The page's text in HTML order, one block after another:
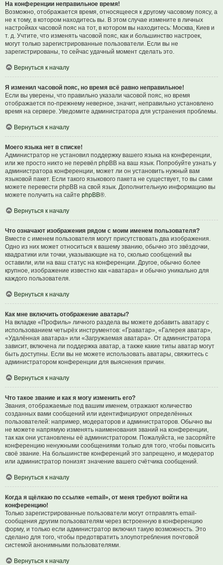
На конференции неправильное время!
Возможно, отображается время, относящееся к другому часовому поясу, а
не к тому, в котором находитесь вы. В этом случае измените в личных
настройках часовой пояс на тот, в котором вы находитесь: Москва, Киев и
т. д. Учтите, что изменять часовой пояс, как и большинство настроек,
могут только зарегистрированные пользователи. Если вы не
зарегистрированы, то сейчас удачный момент сделать это.
Вернуться к началу
Я изменил часовой пояс, но время всё равно неправильное!
Если вы уверены, что правильно указали часовой пояс, но время
отображается по-прежнему неверное, значит, неправильно установлено
время на сервере. Уведомите администратора для устранения проблемы.
Вернуться к началу
Моего языка нет в списке!
Администратор не установил поддержку вашего языка на конференции,
или же просто никто не перевёл phpBB на ваш язык. Попробуйте узнать у
администратора конференции, может ли он установить нужный вам
языковой пакет. Если такого языкового пакета не существует, то вы сами
можете перевести phpBB на свой язык. Дополнительную информацию вы
можете получить на сайте phpBB®.
Вернуться к началу
Что означают изображения рядом с моим именем пользователя?
Вместе с именем пользователя могут присутствовать два изображения.
Одно из них может относиться к вашему званию, обычно это звёздочки,
квадратики или точки, указывающие на то, сколько сообщений вы
оставили, или на ваш статус на конференции. Другое, обычно более
крупное, изображение известно как «аватара» и обычно уникально для
каждого пользователя.
Вернуться к началу
Как мне включить отображение аватары?
На вкладке «Профиль» личного раздела вы можете добавить аватару с
использованием четырёх инструментов: «Граватар», «Галерея аватар»,
«Удалённая аватара» или «Загружаемая аватара». От администратора
зависит, включена ли поддержка аватар, а также какие типы аватар могут
быть доступны. Если вы не можете использовать аватары, свяжитесь с
администратором конференции для выяснения причин.
Вернуться к началу
Что такое звание и как я могу изменить его?
Звания, отображаемые под вашим именем, отражают количество
созданных вами сообщений или идентифицируют определённых
пользователей: например, модераторов и администраторов. Обычно вы
не можете напрямую изменять наименования званий на конференции,
так как они установлены её администратором. Пожалуйста, не засоряйте
конференцию ненужными сообщениями только для того, чтобы повысить
своё звание. На большинстве конференций это запрещено, и модератор
или администратор понизят значение вашего счётчика сообщений.
Вернуться к началу
Когда я щёлкаю по ссылке «email», от меня требуют войти на
конференцию!
Только зарегистрированные пользователи могут отправлять email-
сообщения другим пользователям через встроенную в конференцию
форму, и только если администратор включил такую возможность. Это
сделано для того, чтобы предотвратить злоупотребления почтовой
системой анонимными пользователями.
Вернуться к началу